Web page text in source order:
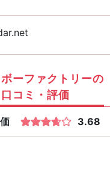
ーファクトリーの
口コミ・評価
3.68